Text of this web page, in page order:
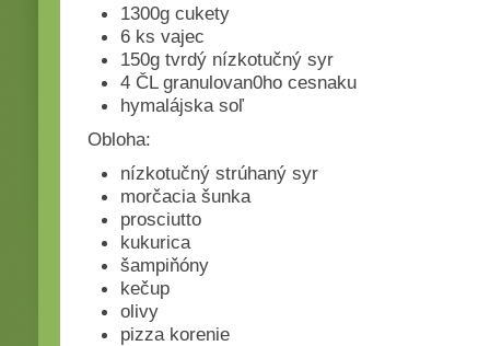
1300g cukety
6 ks vajec
150g tvrdý nízkotučný syr
4 ČL granulovan0ho cesnaku
hymalájska soľ
Obloha:
nízkotučný strúhaný syr
morčacia šunka
prosciutto
kukurica
šampiňóny
kečup
olivy
pizza korenie